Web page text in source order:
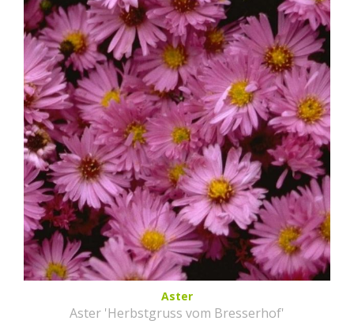
Aster
Aster 'Herbstgruss vom Bresserhof'